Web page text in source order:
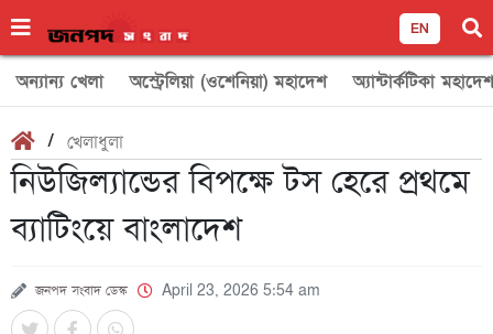
EN
অন্যান্য খেলা অস্ট্রেলিয়া (ওশেনিয়া) মহাদেশ অ্যান্টার্কটিকা মহাদেশ
/ খেলাধুলা
নিউজিল্যান্ডের বিপক্ষে টস হেরে প্রথমে
ব্যাটিংয়ে বাংলাদেশ
জনপদ সংবাদ ডেস্ক April 23, 2026 5:54 am